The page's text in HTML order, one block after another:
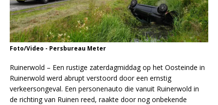
Foto/Video - Persbureau Meter
Ruinerwold – Een rustige zaterdagmiddag op het Oosteinde in
Ruinerwold werd abrupt verstoord door een ernstig
verkeersongeval. Een personenauto die vanuit Ruinerwold in
de richting van Ruinen reed, raakte door nog onbekende